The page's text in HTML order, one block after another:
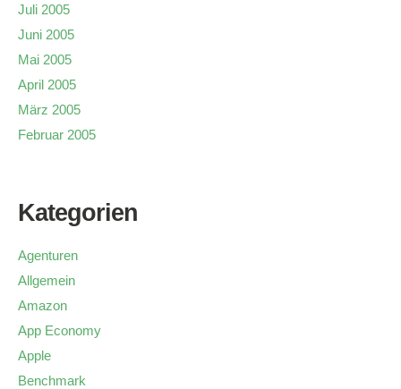
Juli 2005
Juni 2005
Mai 2005
April 2005
März 2005
Februar 2005
Kategorien
Agenturen
Allgemein
Amazon
App Economy
Apple
Benchmark